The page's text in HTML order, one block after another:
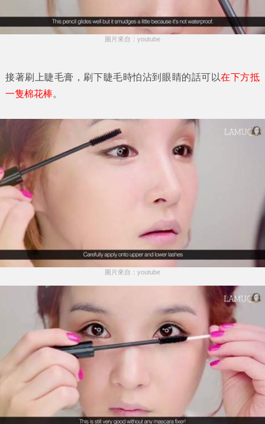
圖片來自：youtube
接著刷上睫毛膏，刷下睫毛時怕沾到眼睛的話可以在下方抵
一隻棉花棒。
圖片來自：youtube